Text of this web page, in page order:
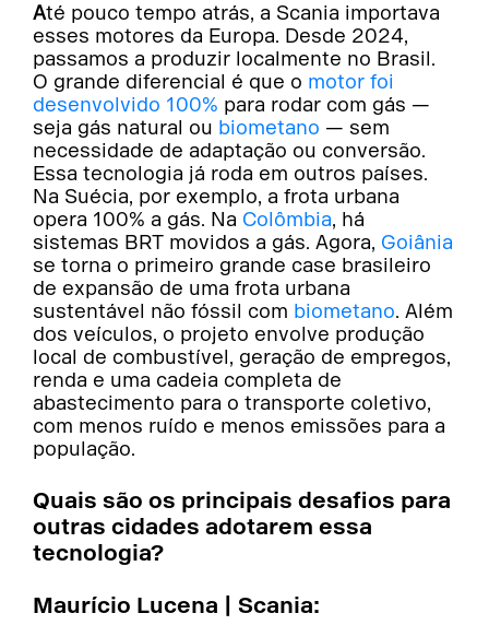
Até pouco tempo atrás, a Scania importava
esses motores da Europa. Desde 2024,
passamos a produzir localmente no Brasil.
O grande diferencial é que o motor foi
desenvolvido 100% para rodar com gás —
seja gás natural ou biometano — sem
necessidade de adaptação ou conversão.
Essa tecnologia já roda em outros países.
Na Suécia, por exemplo, a frota urbana
opera 100% a gás. Na Colômbia, há
sistemas BRT movidos a gás. Agora, Goiânia
se torna o primeiro grande case brasileiro
de expansão de uma frota urbana
sustentável não fóssil com biometano. Além
dos veículos, o projeto envolve produção
local de combustível, geração de empregos,
renda e uma cadeia completa de
abastecimento para o transporte coletivo,
com menos ruído e menos emissões para a
população.
Quais são os principais desafios para
outras cidades adotarem essa
tecnologia?
Maurício Lucena | Scania: